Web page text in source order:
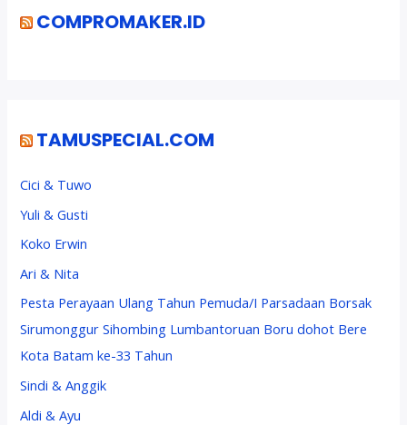
COMPROMAKER.ID
TAMUSPECIAL.COM
Cici & Tuwo
Yuli & Gusti
Koko Erwin
Ari & Nita
Pesta Perayaan Ulang Tahun Pemuda/I Parsadaan Borsak
Sirumonggur Sihombing Lumbantoruan Boru dohot Bere
Kota Batam ke-33 Tahun
Sindi & Anggik
Aldi & Ayu